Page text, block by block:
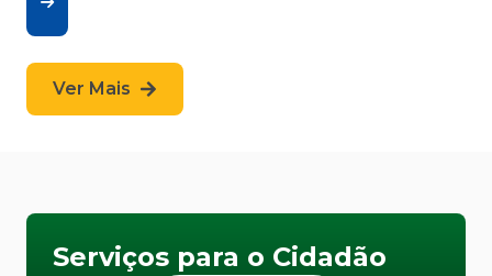
Ver Mais
Serviços para o Cidadão